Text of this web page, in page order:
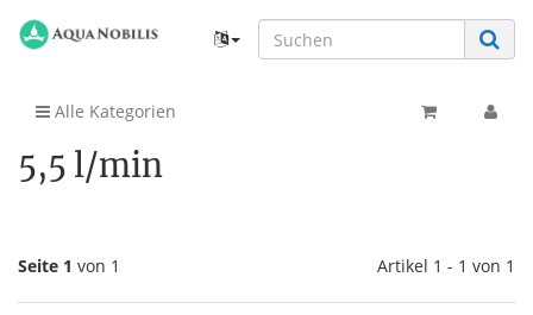
Alle Kategorien
5,5 l/min
Seite 1 von 1 Artikel 1 - 1 von 1